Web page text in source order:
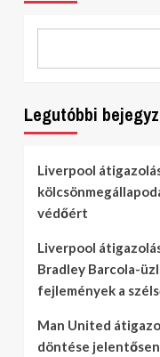
Legutóbbi
Liverpool
védőért
Liverpool
Bradley Barcola-
fejlemények a
Man United
döntése